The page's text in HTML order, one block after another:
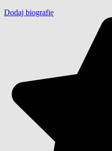
Dodaj biografię